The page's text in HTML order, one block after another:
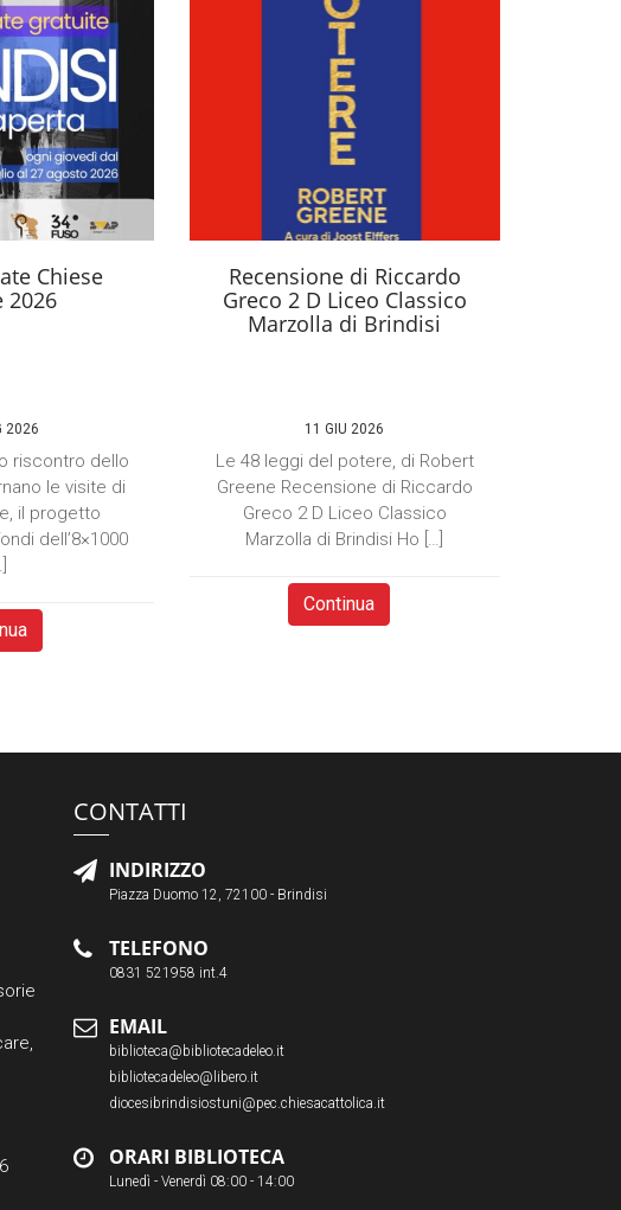
Chiese
2026
2026
riscontro dello
le visite di
il progetto
dell’8×1000
Recensione di Riccardo
Greco 2 D Liceo Classico
Marzolla di Brindisi
11 GIU 2026
Le 48 leggi del potere, di Robert
Greene Recensione di Riccardo
Greco 2 D Liceo Classico
Marzolla di Brindisi Ho […]
Continua
CONTATTI
INDIRIZZO
Piazza Duomo 12, 72100 - Brindisi
TELEFONO
0831 521958 int.4
EMAIL
biblioteca@bibliotecadeleo.it
bibliotecadeleo@libero.it
diocesibrindisiostuni@pec.chiesacattolica.it
ORARI BIBLIOTECA
Lunedì - Venerdì 08:00 - 14:00